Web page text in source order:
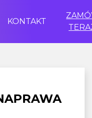
KONTAKT